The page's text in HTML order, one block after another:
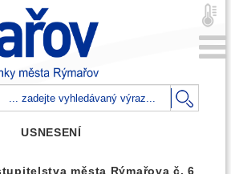
USNESENÍ
města Rýmařova č. 6